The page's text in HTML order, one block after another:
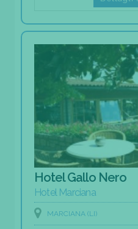
Hotel Gallo Nero
Hotel Marciana
MARCIANA (LI)